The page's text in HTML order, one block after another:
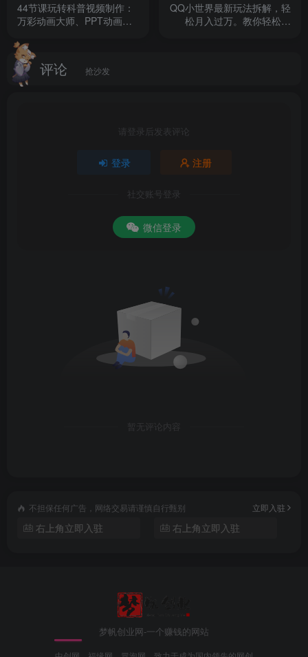
44节课玩转科普视频制作：
万彩动画大师、PPT动画、
普视频制作
QQ小世界最新玩法拆解，轻
松月入过万。教你轻松引
评论 抢沙发
请登录后发表评论
登录 注册
社交账号登录
微信登录
暂无评论内容
不担保任何广告，网络交易请谨慎自行甄别 立即入驻
右上角立即入驻 右上角立即入驻
梦帆创业网-一个赚钱的网站